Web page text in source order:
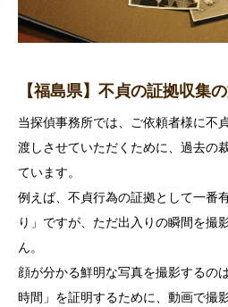
【福島県】不貞の証拠収集
当探偵事務所では、ご依頼者様に不
渡しさせていただくために、過去の
ています。
例えば、不貞行為の証拠として一番
り」ですが、ただ出入りの瞬間を撮
ん。
顔が分かる鮮明な写真を撮影するの
時間」を証明するために、動画で撮